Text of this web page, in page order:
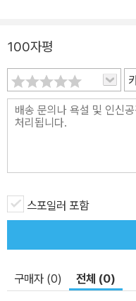
100자평
스포일러 포함
구매자 (0) 전체 (0)